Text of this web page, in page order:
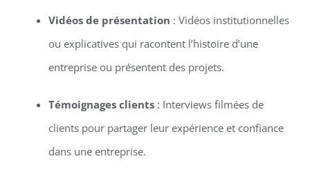
Vidéos de présentation : Vidéos institutionnelles
ou explicatives qui racontent l’histoire d’une
entreprise ou présentent des projets.
Témoignages clients: Interviews filmées de
clients pour partager leur expérience et confiance
dans une entreprise.